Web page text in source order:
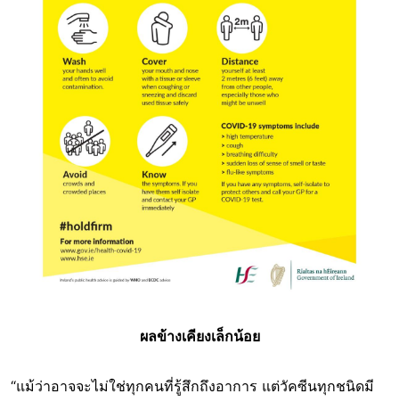
ผลข้างเคียงเล็กน้อย
“แม้ว่าอาจจะไม่ใช่ทุกคนที่รู้สึกถึงอาการ แต่วัคซีนทุกชนิดมี